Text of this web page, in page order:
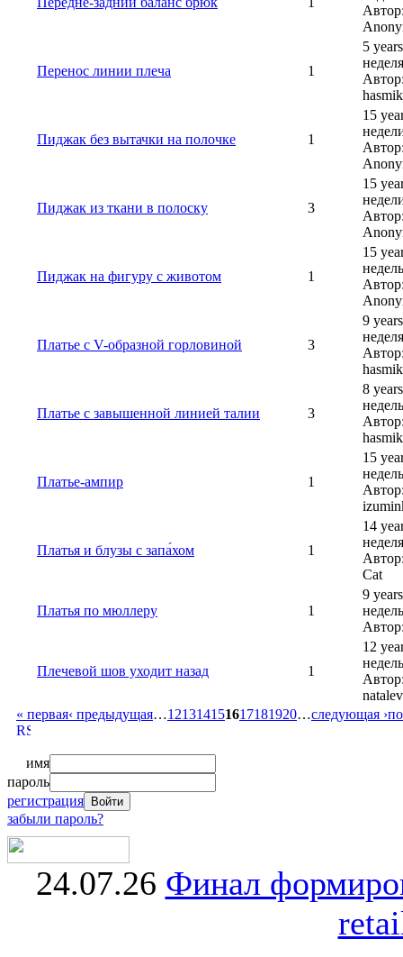
Перенос линии плеча 1
5
Пиджак без вытачки на полочке 1
15
Пиджак из ткани в полоску 3
15
Пиджак на фигуру с животом 1
15
Платье с V-образной горловиной 3
9
Платье с завышенной линией талии 3
8
Платье-ампир 1
15
Платья и блузы с запа́хом‬ 1
14
Cat
Платья по мюллеру 1
9
Плечевой шов уходит назад 1
12
natalev
« первая‹ предыдущая…121314151617181920…следующая ›
имя
пароль
регистрация
забыли пароль?
24.07.26 Финал